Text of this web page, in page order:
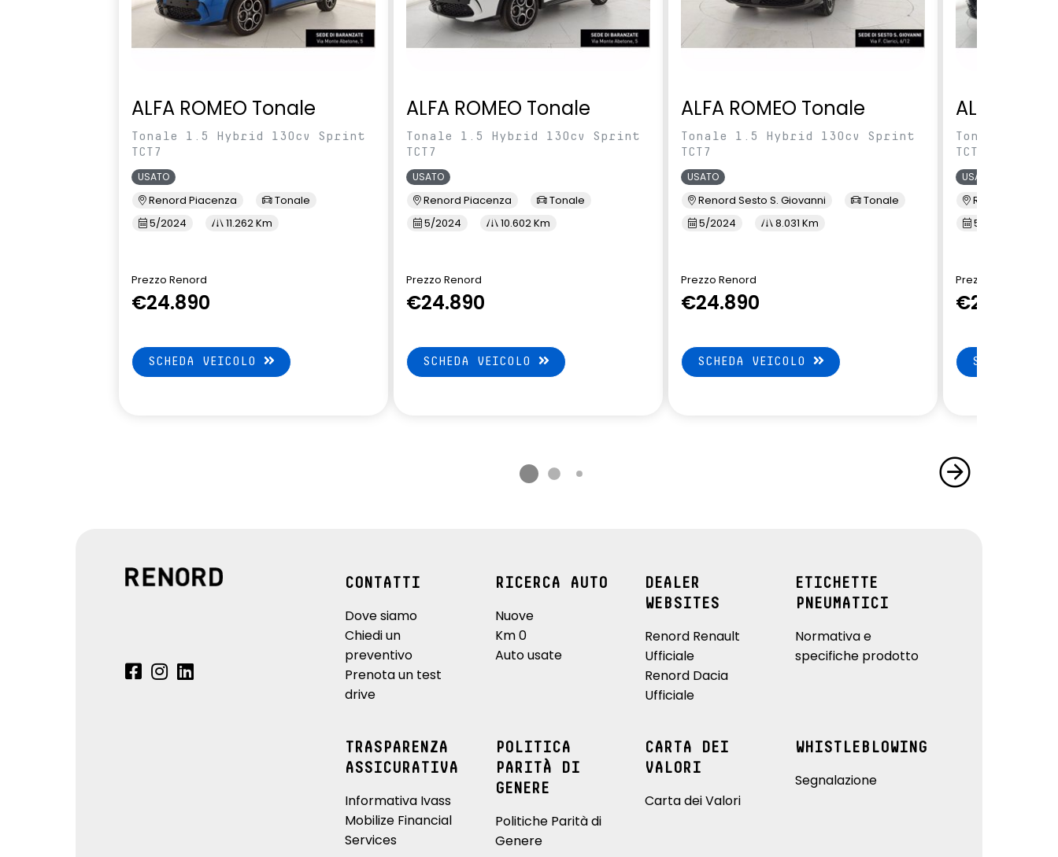
ALFA ROMEO Tonale
Tonale 1.5 Hybrid 130cv Sprint
TCT7
USATO
Renord Piacenza
Tonale
5/2024
11.262 Km
Prezzo Renord
€24.890
SCHEDA VEICOLO
ALFA ROMEO Tonale
Tonale 1.5 Hybrid 130cv Sprint
TCT7
USATO
Renord Piacenza
Tonale
5/2024
10.602 Km
Prezzo Renord
€24.890
SCHEDA VEICOLO
ALFA ROMEO Tonale
Tonale 1.5 Hybrid 130cv Sprint
TCT7
USATO
Renord Sesto S. Giovanni
Tonale
5/2024
8.031 Km
Prezzo Renord
€24.890
SCHEDA VEICOLO
ALFA
Tonale 1.5
TCT7
USATO
Renord
5/2024
Prezzo Renord
€24.890
SCHEDA
CONTATTI
Dove siamo
Chiedi un
preventivo
Prenota un test
drive
RICERCA AUTO
Nuove
Km 0
Auto usate
DEALER
WEBSITES
Renord Renault
Ufficiale
Renord Dacia
Ufficiale
ETICHETTE
PNEUMATICI
Normativa e
specifiche prodotto
TRASPARENZA
ASSICURATIVA
Informativa Ivass
Mobilize Financial
Services
POLITICA
PARITÀ DI
GENERE
Politiche Parità di
Genere
CARTA DEI
VALORI
Carta dei Valori
WHISTLEBLOWING
Segnalazione